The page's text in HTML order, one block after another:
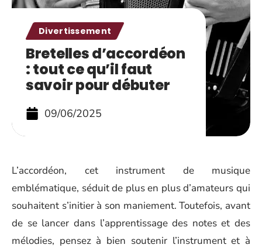
Divertissement
Bretelles d’accordéon
: tout ce qu’il faut
savoir pour débuter
09/06/2025
L’accordéon, cet instrument de musique
emblématique, séduit de plus en plus d’amateurs qui
souhaitent s’initier à son maniement. Toutefois, avant
de se lancer dans l’apprentissage des notes et des
mélodies, pensez à bien soutenir l’instrument et à